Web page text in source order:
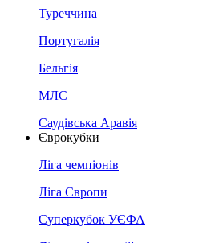
Туреччина
Португалія
Бельгія
МЛС
Саудівська Аравія
Єврокубки
Ліга чемпіонів
Ліга Європи
Суперкубок УЄФА